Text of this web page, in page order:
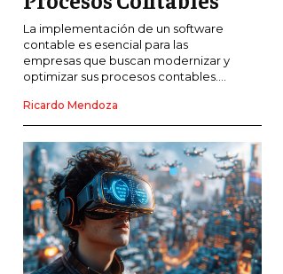
AGENCIAS DE POSICIONAMIENTO WEB
SEO
VENTA DE ENLACES
MARKETING DIGITAL
PUBLICIDAD
VENTAS Y PERSUASIÓN
GESTIÓN DE PRODUCTOS
COMUNICACIÓN CORPORATIVA
La implementación de un software
contable es esencial para las
empresas que buscan modernizar y
optimizar sus procesos contables....
Ricardo Mendoza